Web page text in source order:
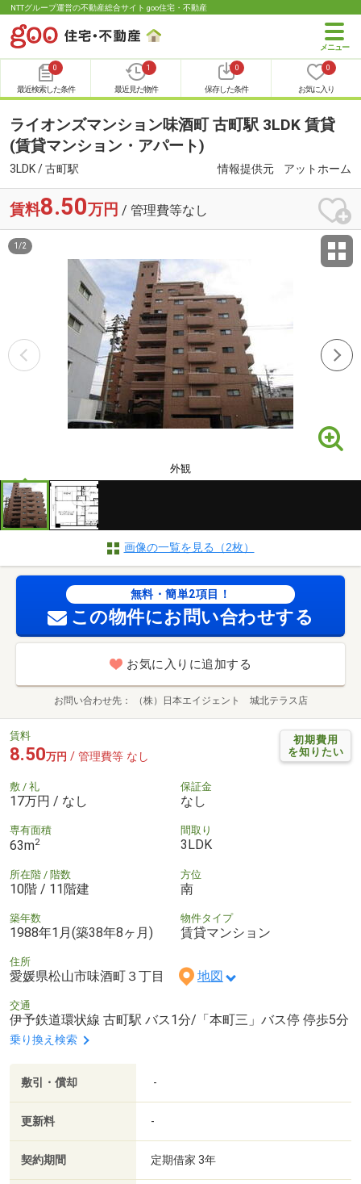
NTTグループ運営の不動産総合サイト goo住宅・不動産
0
最近検索した条件
1
最近見た物件
0
保存した条件
0
お気に入り
ライオンズマンション味酒町 古町駅 3LDK 賃貸
(賃貸マンション・アパート)
3LDK / 古町駅 情報提供元 アットホーム
賃料8.50万円 / 管理費等なし
外観
1 /2
画像の一覧を見る（2枚）
無料・簡単2項目！
この物件にお問い合わせする
お気に入りに追加する
お問い合わせ先 （株）日本エイジェント 城北テラス店
初期費用
を知りたい
賃料
8.50万円 / 管理費等 なし
敷 / 礼
17万円 / なし
保証金
なし
専有面積
63m2
間取り
3LDK
所在階 / 階数
10階 / 11階建
方位
南
築年数
1988年1月(築38年8ヶ月)
物件タイプ
賃貸マンション
住所
愛媛県松山市味酒町３丁目 地図
交通
伊予鉄道環状線 古町駅 バス1分/「本町三」バス停 停歩5分
乗り換え検索
敷引・償却 -
更新料 -
契約期間 定期借家 3年